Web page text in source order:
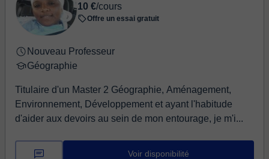
10 €/cours
Offre un essai gratuit
Nouveau Professeur
Géographie
Titulaire d'un Master 2 Géographie, Aménagement,
Environnement, Développement et ayant l'habitude
d'aider aux devoirs au sein de mon entourage, je m'i...
Voir disponibilité